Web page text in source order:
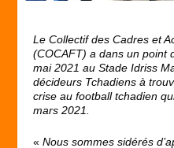
Le Collectif des Cadres et
(COCAFT) a dans un point
mai 2021 au Stade Idriss
décideurs Tchadiens à
crise au football tchadien
mars 2021.
«Nous sommes sidérés